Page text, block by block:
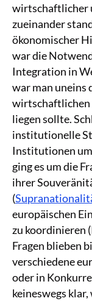
wirtschaftlicher
zueinander
ökonomischer
war die
Integration in
war man uneins
wirtschaftlichen
liegen sollte.
institutionelle
Institutionen
ging es um die
ihrer
(
europäischen
zu koordinieren
Fragen blieben
verschiedene
oder in
keineswegs